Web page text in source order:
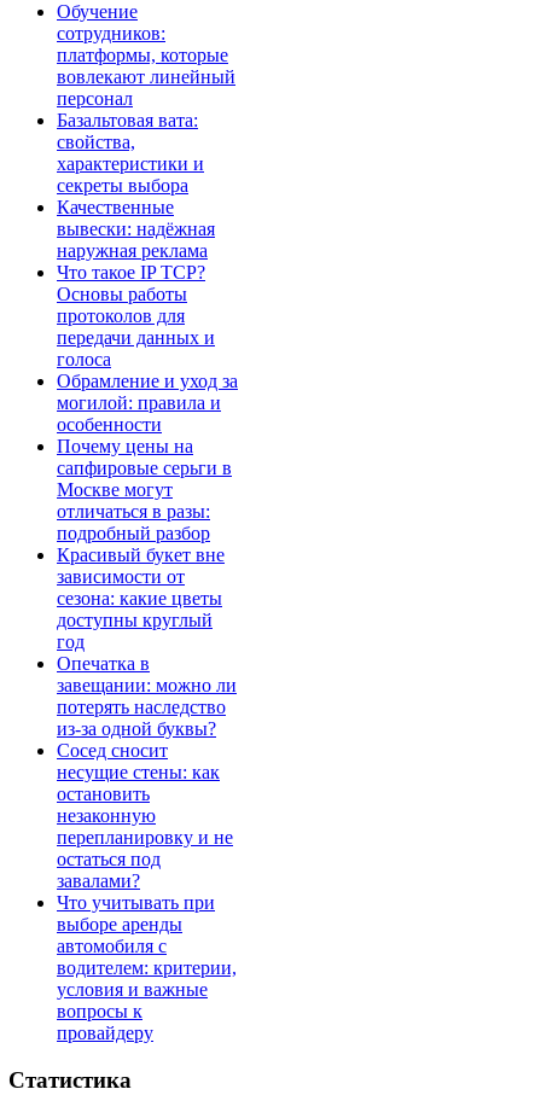
Обучение
сотрудников:
платформы, которые
вовлекают линейный
персонал
Базальтовая вата:
свойства,
характеристики и
секреты выбора
Качественные
вывески: надёжная
наружная реклама
Что такое IP TCP?
Основы работы
протоколов для
передачи данных и
голоса
Обрамление и уход за
могилой: правила и
особенности
Почему цены на
сапфировые серьги в
Москве могут
отличаться в разы:
подробный разбор
Красивый букет вне
зависимости от
сезона: какие цветы
доступны круглый
год
Опечатка в
завещании: можно ли
потерять наследство
из-за одной буквы?
Сосед сносит
несущие стены: как
остановить
незаконную
перепланировку и не
остаться под
завалами?
Что учитывать при
выборе аренды
автомобиля с
водителем: критерии,
условия и важные
вопросы к
провайдеру
Статистика